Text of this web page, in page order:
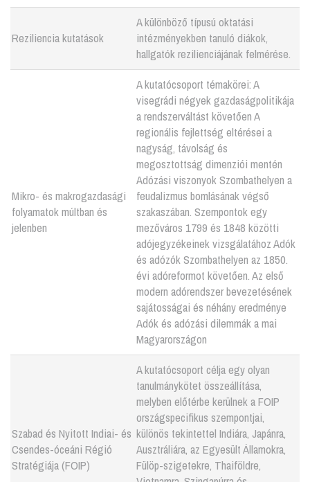
Reziliencia kutatások
A különböző típusú oktatási
intézményekben tanuló diákok,
hallgatók rezilienciájának felmérése.
Mikro- és makrogazdasági
folyamatok múltban és
jelenben
A kutatócsoport témakörei: A
visegrádi négyek gazdaságpolitikája
a rendszerváltást követően A
regionális fejlettség eltérései a
nagyság, távolság és
megosztottság dimenziói mentén
Adózási viszonyok Szombathelyen a
feudalizmus bomlásának végső
szakaszában. Szempontok egy
mezőváros 1799 és 1848 közötti
adójegyzékeinek vizsgálatához Adók
és adózók Szombathelyen az 1850.
évi adóreformot követően. Az első
modern adórendszer bevezetésének
sajátosságai és néhány eredménye
Adók és adózási dilemmák a mai
Magyarországon
Szabad és Nyitott Indiai- és
Csendes-óceáni Régió
Stratégiája (FOIP)
A kutatócsoport célja egy olyan
tanulmánykötet összeállítása,
melyben előtérbe kerülnek a FOIP
országspecifikus szempontjai,
különös tekintettel Indiára, Japánra,
Ausztráliára, az Egyesült Államokra,
Fülöp-szigetekre, Thaiföldre,